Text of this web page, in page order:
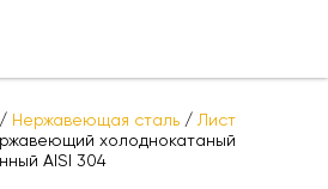
/ Нержавеющая сталь / Лист
холоднокатаный
AISI 304